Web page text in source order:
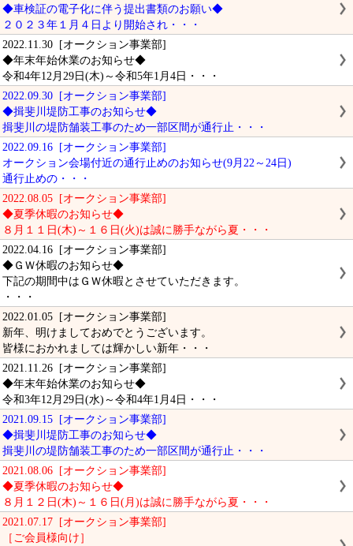
◆車検証の電子化に伴う提出書類のお願い◆
２０２３年１月４日より開始され・・・
2022.11.30 [オークション事業部]
◆年末年始休業のお知らせ◆
令和4年12月29日(木)～令和5年1月4日・・・
2022.09.30 [オークション事業部]
◆揖斐川堤防工事のお知らせ◆
揖斐川の堤防舗装工事のため一部区間が通行止・・・
2022.09.16 [オークション事業部]
オークション会場付近の通行止めのお知らせ(9月22～24日)
通行止めの・・・
2022.08.05 [オークション事業部]
◆夏季休暇のお知らせ◆
８月１１日(木)～１６日(火)は誠に勝手ながら夏・・・
2022.04.16 [オークション事業部]
◆ＧＷ休暇のお知らせ◆
下記の期間中はＧＷ休暇とさせていただきます。
・・・
2022.01.05 [オークション事業部]
新年、明けましておめでとうございます。
皆様におかれましては輝かしい新年・・・
2021.11.26 [オークション事業部]
◆年末年始休業のお知らせ◆
令和3年12月29日(水)～令和4年1月4日・・・
2021.09.15 [オークション事業部]
◆揖斐川堤防工事のお知らせ◆
揖斐川の堤防舗装工事のため一部区間が通行止・・・
2021.08.06 [オークション事業部]
◆夏季休暇のお知らせ◆
８月１２日(木)～１６日(月)は誠に勝手ながら夏・・・
2021.07.17 [オークション事業部]
［ご会員様向け］